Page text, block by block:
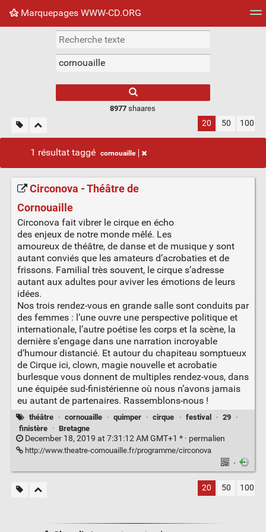
Marquepages WWW-CD.ORG
Nuage de tags Mur d'images
8977 shaares
20 50 100
1 résultat taggé cornouaille
Circonova - Théâtre de
Cornouaille
Circonova fait vibrer le cirque en écho
des enjeux de notre monde mêlé. Les
amoureux de théâtre, de danse et de musique y sont
autant conviés que les amateurs d’acrobaties et de
frissons. Familial très souvent, le cirque s’adresse
autant aux adultes pour aviver les émotions de leurs
idées.
Nos trois rendez-vous en grande salle sont conduits par
des femmes : l’une ouvre une perspective politique et
internationale, l’autre poétise les corps et la scène, la
dernière s’engage dans une narration incroyable
d’humour distancié. Et autour du chapiteau somptueux
de Cirque ici, clown, magie nouvelle et acrobatie
burlesque vous donnent de multiples rendez-vous, dans
une équipée sud-finistérienne où nous n’avons jamais
eu autant de partenaires. Rassemblons-nous !
théâtre · cornouaille · quimper · cirque · festival · 29
·
finistère
· Bretagne
December 18, 2019 at 7:31:12 AM GMT+1 * · permalien
http://www.theatre-cornouaille.fr/programme/circonova
·
20 50 100